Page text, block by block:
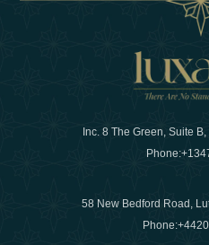
Inc. 8 The Green, Suite
Phone:
58 New Bedford Road,
Phone: